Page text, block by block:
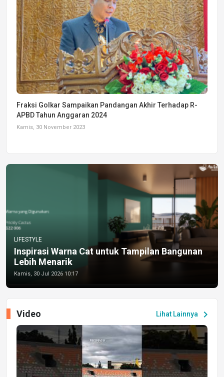
Fraksi Golkar Sampaikan Pandangan Akhir Terhadap R-
APBD Tahun Anggaran 2024
Kamis, 30 November 2023
LIFESTYLE
Inspirasi Warna Cat untuk Tampilan Bangunan
Lebih Menarik
Kamis, 30 Jul 2026 10:17
Lihat Lainnya chevron_right
Video